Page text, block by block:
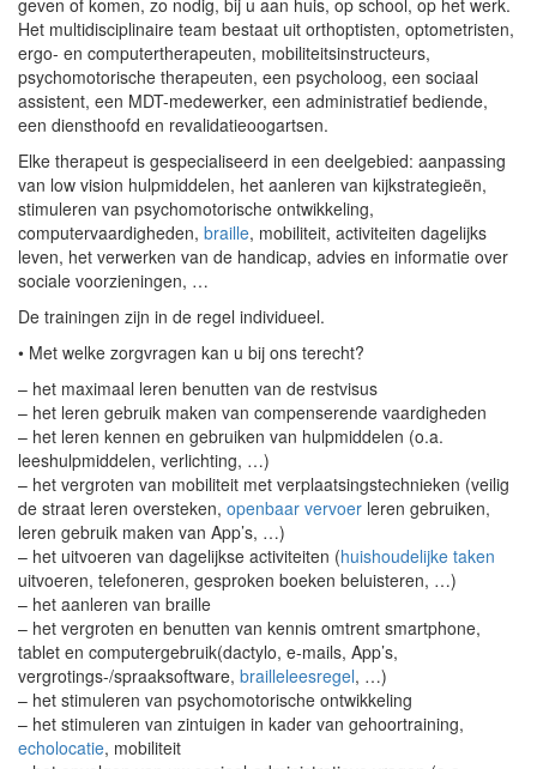
geven of komen, zo nodig, bij u aan huis, op school, op het werk.
Het multidisciplinaire team bestaat uit orthoptisten, optometristen,
ergo- en computertherapeuten, mobiliteitsinstructeurs,
psychomotorische therapeuten, een psycholoog, een sociaal
assistent, een MDT-medewerker, een administratief bediende,
een diensthoofd en revalidatieoogartsen.
Elke therapeut is gespecialiseerd in een deelgebied: aanpassing
van low vision hulpmiddelen, het aanleren van kijkstrategieën,
stimuleren van psychomotorische ontwikkeling,
computervaardigheden, braille, mobiliteit, activiteiten dagelijks
leven, het verwerken van de handicap, advies en informatie over
sociale voorzieningen, …
De trainingen zijn in de regel individueel.
• Met welke zorgvragen kan u bij ons terecht?
– het maximaal leren benutten van de restvisus
– het leren gebruik maken van compenserende vaardigheden
– het leren kennen en gebruiken van hulpmiddelen (o.a.
leeshulpmiddelen, verlichting, …)
– het vergroten van mobiliteit met verplaatsingstechnieken (veilig
de straat leren oversteken, openbaar vervoer leren gebruiken,
leren gebruik maken van App’s, …)
– het uitvoeren van dagelijkse activiteiten (huishoudelijke taken
uitvoeren, telefoneren, gesproken boeken beluisteren, …)
– het aanleren van braille
– het vergroten en benutten van kennis omtrent smartphone,
tablet en computergebruik(dactylo, e-mails, App’s,
vergrotings-/spraaksoftware, brailleleesregel, …)
– het stimuleren van psychomotorische ontwikkeling
– het stimuleren van zintuigen in kader van gehoortraining,
echolocatie, mobiliteit